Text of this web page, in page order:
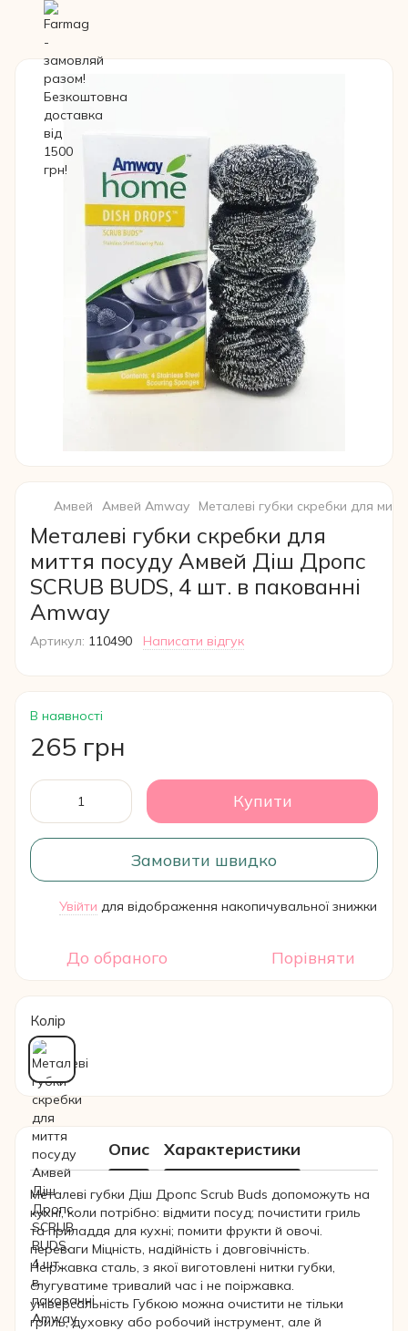
Амвей Амвей Amway Металеві губки скребки для
Металеві губки скребки для
миття посуду Амвей Діш Дропс
SCRUB BUDS, 4 шт. в пакованні
Amway
Артикул: 110490 Написати відгук
В наявності
265 грн
Купити
Замовити швидко
Увійти для відображення накопичувальної знижки
До обраного Порівняти
Колір
Опис Характеристики
Металеві губки Діш Дропс Scrub Buds допоможуть на
кухні, коли потрібно: відмити посуд; почистити гриль
та приладдя для кухні; помити фрукти й овочі.
переваги Міцність, надійність і довговічність.
Неіржавка сталь, з якої виготовлені нитки губки,
слугуватиме тривалий час і не поіржавка.
універсальність Губкою можна очистити не тільки
гриль, духовку або робочий інструмент, але й